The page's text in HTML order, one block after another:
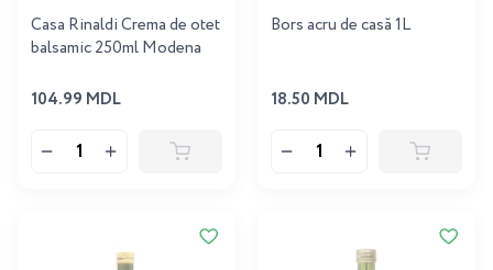
Casa Rinaldi Crema de otet
balsamic 250ml Modena
104.99 MDL
Bors acru de casă 1L
18.50 MDL